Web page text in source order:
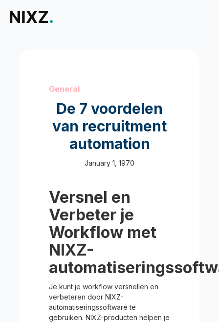
General
De 7 voordelen
van recruitment
automation
January 1, 1970
Versnel en
Verbeter je
Workflow met
NIXZ-
Je kunt je workflow versnellen en
verbeteren door NIXZ-
automatiseringssoftware te
gebruiken. NIXZ-producten helpen je